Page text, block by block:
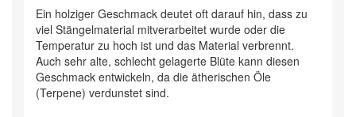
Ein holziger Geschmack deutet oft darauf hin, dass zu
viel Stängelmaterial mitverarbeitet wurde oder die
Temperatur zu hoch ist und das Material verbrennt.
Auch sehr alte, schlecht gelagerte Blüte kann diesen
Geschmack entwickeln, da die ätherischen Öle
(Terpene) verdunstet sind.